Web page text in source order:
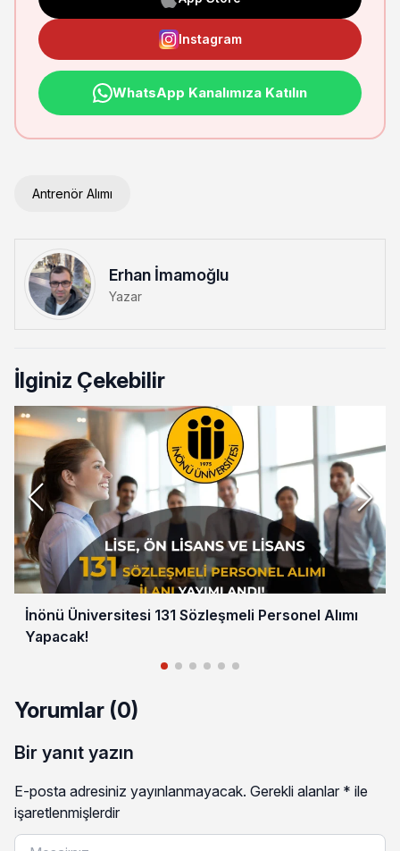
Instagram
WhatsApp Kanalımıza Katılın
Antrenör Alımı
Erhan İmamoğlu
Yazar
İlginiz Çekebilir
İnönü Üniversitesi 131 Sözleşmeli Personel Alımı
Yapacak!
Yorumlar (0)
Bir yanıt yazın
E-posta adresiniz yayınlanmayacak. Gerekli alanlar * ile
işaretlenmişlerdir